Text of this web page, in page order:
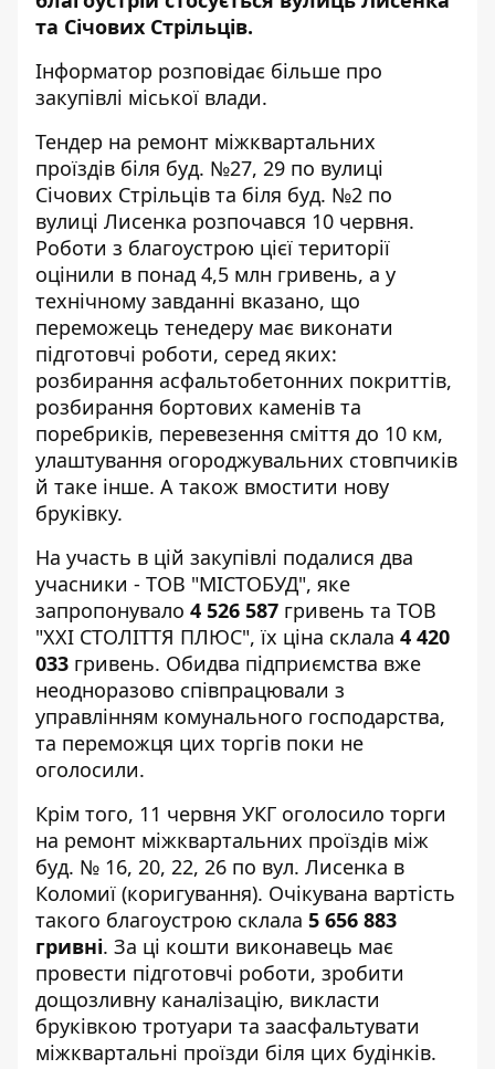
та Січових Стрільців.
Інформатор розповідає більше про
закупівлі міської влади.
Тендер на ремонт міжквартальних
проїздів біля буд. №27, 29 по вулиці
Січових Стрільців та біля буд. №2 по
вулиці Лисенка розпочався 10 червня.
Роботи з благоустрою цієї території
оцінили в понад 4,5 млн гривень, а у
технічному завданні вказано, що
переможець тенедеру має виконати
підготовчі роботи, серед яких:
розбирання асфальтобетонних покриттів,
розбирання бортових каменів та
поребриків, перевезення сміття до 10 км,
улаштування огороджувальних стовпчиків
й таке інше. А також вмостити нову
бруківку.
На участь в цій закупівлі подалися два
учасники - ТОВ "МІСТОБУД", яке
запропонувало 4 526 587 гривень та ТОВ
"ХХІ СТОЛІТТЯ ПЛЮС", їх ціна склала 4 420
033 гривень. Обидва підприємства вже
неодноразово співпрацювали з
управлінням комунального господарства,
та переможця цих торгів поки не
оголосили.
Крім того, 11 червня УКГ оголосило торги
на ремонт міжквартальних проїздів між
буд. № 16, 20, 22, 26 по вул. Лисенка в
Коломиї (коригування). Очікувана вартість
такого благоустрою склала 5 656 883
гривні. За ці кошти виконавець має
провести підготовчі роботи, зробити
дощозливну каналізацію, викласти
бруківкою тротуари та заасфальтувати
міжквартальні проїзди біля цих будінків.